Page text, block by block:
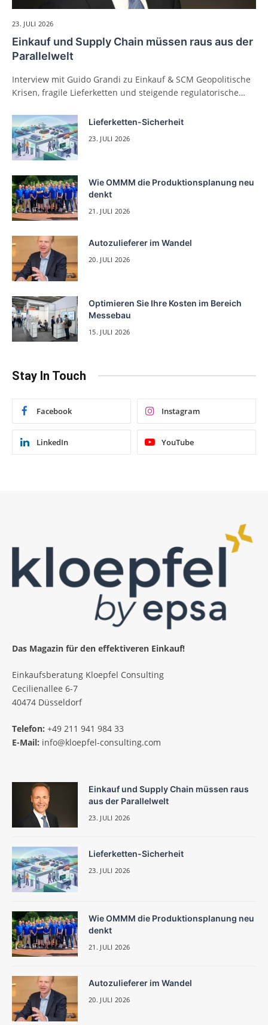
23. JULI 2026
Einkauf und Supply Chain müssen raus aus der
Parallelwelt
Interview mit Guido Grandi zu Einkauf & SCM Geopolitische
Krisen, fragile Lieferketten und steigende regulatorische…
Lieferketten-Sicherheit
23. JULI 2026
Wie OMMM die Produktionsplanung neu
denkt
21. JULI 2026
Autozulieferer im Wandel
20. JULI 2026
Optimieren Sie Ihre Kosten im Bereich
Messebau
15. JULI 2026
Stay In Touch
Facebook Instagram
LinkedIn YouTube
Das Magazin für den effektiveren Einkauf!
Einkaufsberatung Kloepfel Consulting
Cecilienallee 6-7
40474 Düsseldorf
Telefon: +49 211 941 984 33
E-Mail: info@kloepfel-consulting.com
Einkauf und Supply Chain müssen raus
aus der Parallelwelt
23. JULI 2026
Lieferketten-Sicherheit
23. JULI 2026
Wie OMMM die Produktionsplanung neu
denkt
21. JULI 2026
Autozulieferer im Wandel
20. JULI 2026